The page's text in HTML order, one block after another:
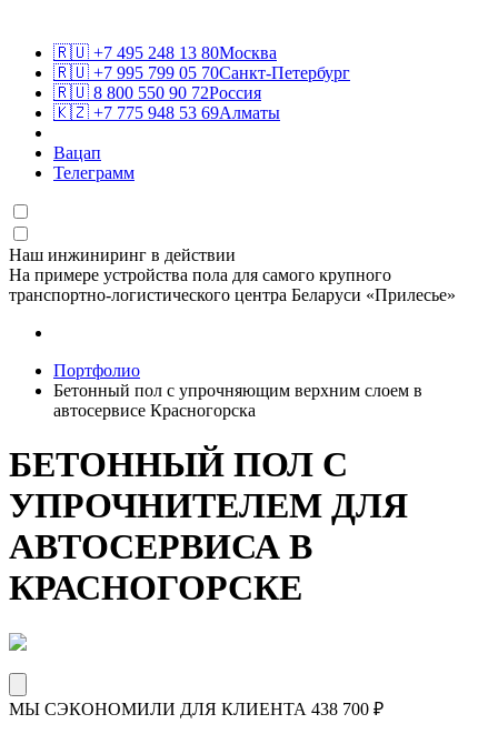
🇷🇺 +7 495 248 13 80Москва
🇷🇺 +7 995 799 05 70Санкт-Петербург
🇷🇺 8 800 550 90 72Россия
🇰🇿 +7 775 948 53 69Алматы
Вацап
Телеграмм
Наш инжиниринг в действии
На примере устройства пола для самого крупного
транспортно-логистического центра Беларуси «Прилесье»
Портфолио
Бетонный пол с упрочняющим верхним слоем в
автосервисе Красногорска
БЕТОННЫЙ ПОЛ С
УПРОЧНИТЕЛЕМ ДЛЯ
АВТОСЕРВИСА В
КРАСНОГОРСКЕ
МЫ СЭКОНОМИЛИ ДЛЯ КЛИЕНТА 438 700 ₽